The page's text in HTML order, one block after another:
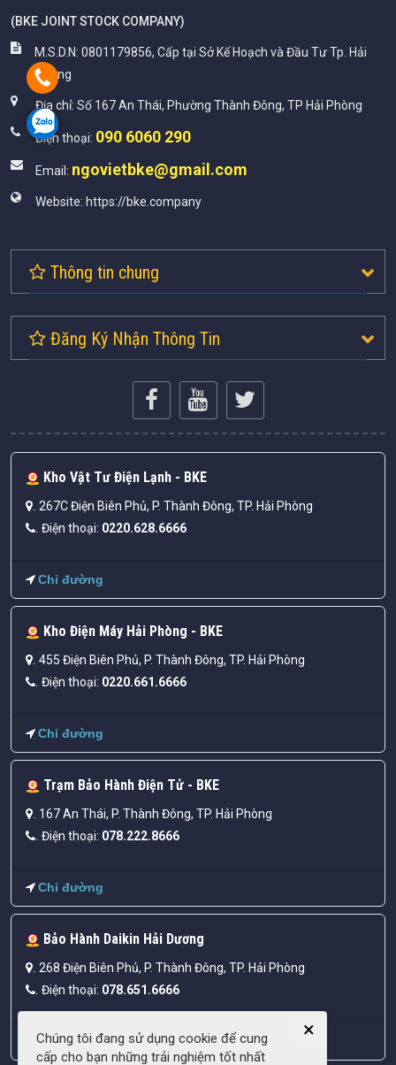
(BKE JOINT STOCK COMPANY)
M.S.D.N: 0801179856, Cấp tại Sở Kế Hoạch và Đầu Tư Tp. Hải
Dương
Địa chỉ: Số 167 An Thái, Phường Thành Đông, TP Hải Phòng
Điện thoại: 090 6060 290
Email: ngovietbke@gmail.com
Website: https://bke.company
Thông tin chung
Đăng Ký Nhận Thông Tin
Kho Vật Tư Điện Lạnh - BKE
267C Điện Biên Phủ, P. Thành Đông, TP. Hải Phòng
Điện thoại: 0220.628.6666
Chỉ đường
Kho Điện Máy Hải Phòng - BKE
455 Điện Biên Phủ, P. Thành Đông, TP. Hải Phòng
Điện thoại: 0220.661.6666
Chỉ đường
Trạm Bảo Hành Điện Tử - BKE
167 An Thái, P. Thành Đông, TP. Hải Phòng
Điện thoại: 078.222.8666
Chỉ đường
Bảo Hành Daikin Hải Dương
268 Điện Biên Phủ, P. Thành Đông, TP. Hải Phòng
Điện thoại: 078.651.6666
Chỉ đường ×
Chúng tôi đang sử dụng cookie để cung
cấp cho bạn những trải nghiệm tốt nhất